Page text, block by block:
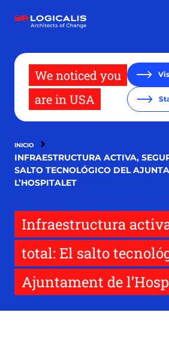
contenido
We noticed you
are in USA
INICIO
INFRAESTRUCTURA ACTIVA,
SALTO TECNOLÓGICO DEL
L’HOSPITALET
Infraestructura
total: El salto
Ajuntament de